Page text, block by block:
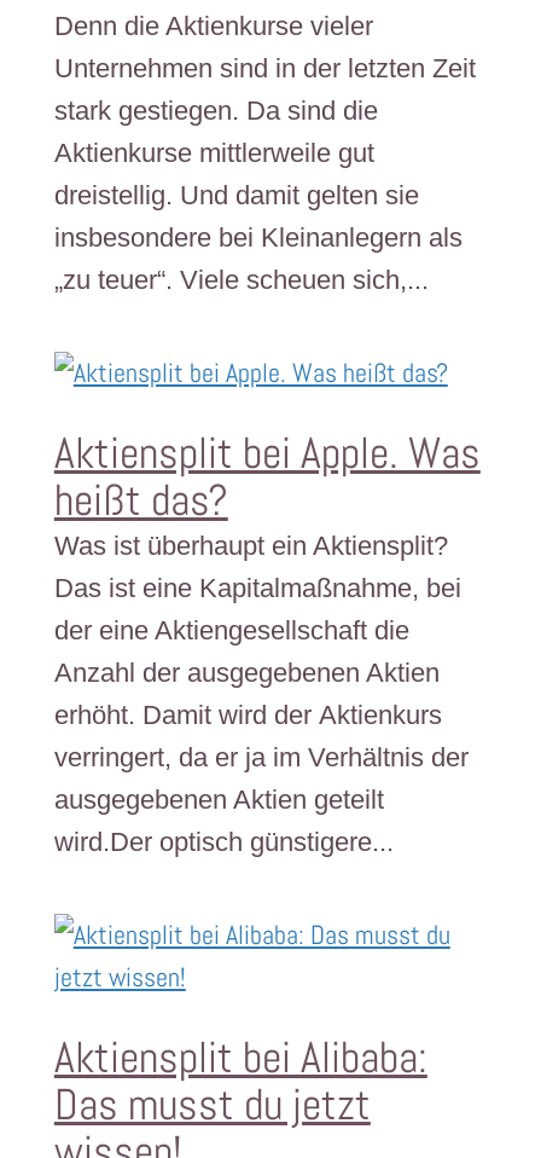
Denn die Aktienkurse vieler
Unternehmen sind in der letzten Zeit
stark gestiegen. Da sind die
Aktienkurse mittlerweile gut
dreistellig. Und damit gelten sie
insbesondere bei Kleinanlegern als
„zu teuer“. Viele scheuen sich,...
Aktiensplit bei Apple. Was
heißt das?
Was ist überhaupt ein Aktiensplit?
Das ist eine Kapitalmaßnahme, bei
der eine Aktiengesellschaft die
Anzahl der ausgegebenen Aktien
erhöht. Damit wird der Aktienkurs
verringert, da er ja im Verhältnis der
ausgegebenen Aktien geteilt
wird.Der optisch günstigere...
Aktiensplit bei Alibaba:
Das musst du jetzt